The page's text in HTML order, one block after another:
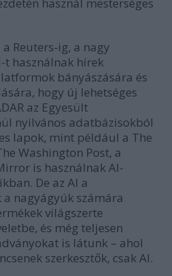
Reuters-ig, a nagy
t használnak hírek
bányászására és
hogy új lehetséges
az Egyesült
nyilvános adatbázisokból
lapok, mint például a The
Washington Post, a
is használnak AI-
De az AI a
nagyágyúk számára
világszerte
és még teljesen
is látunk – ahol
szerkesztők, csak AI.